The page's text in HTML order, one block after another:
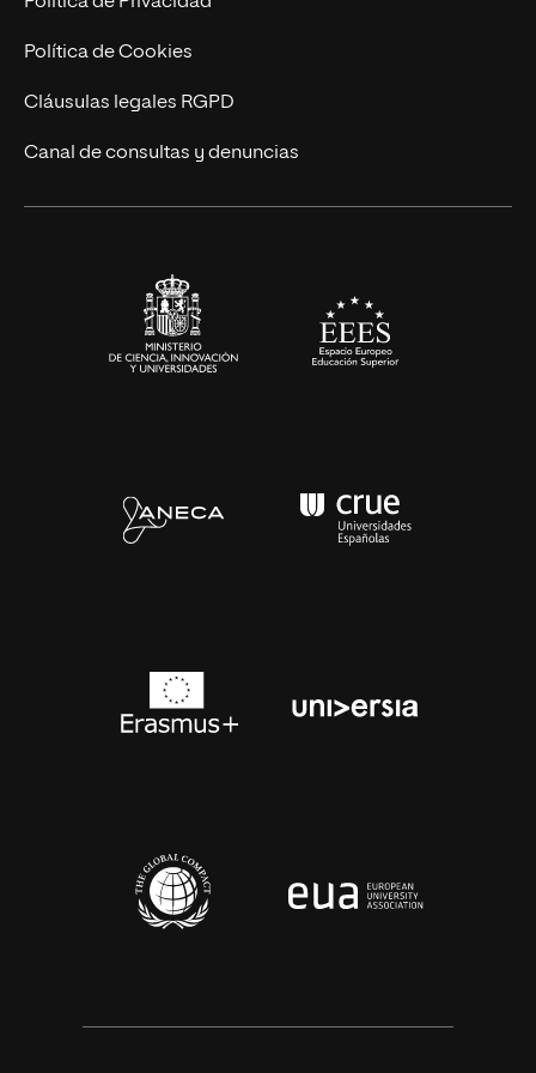
Cursos Universitarios
Actualidad
UNIR Revista
Eventos
Política de Cookies
Cláusulas legales RGPD
Canal de consultas y denuncias